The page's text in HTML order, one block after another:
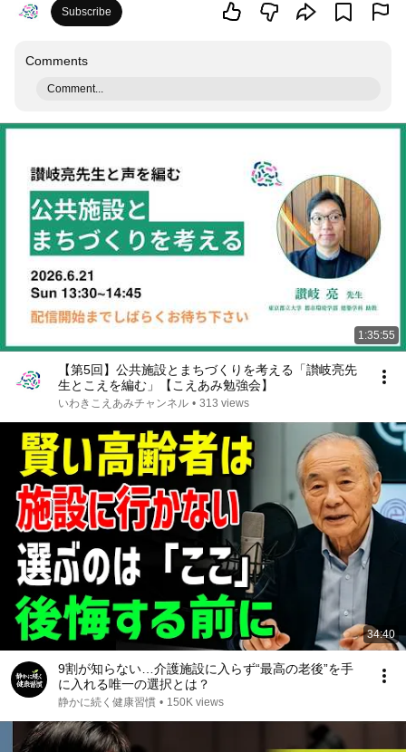
Subscribe
Comments
Comment...
1:35:55
【第5回】公共施設とまちづくりを考える「讃岐亮先
生とこえを編む」【こえあみ勉強会】
いわきこえあみチャンネル • 313 views
34:40
9割が知らない…介護施設に入らず“最高の老後”を手
に入れる唯一の選択とは？
静かに続く健康習慣 • 150K views